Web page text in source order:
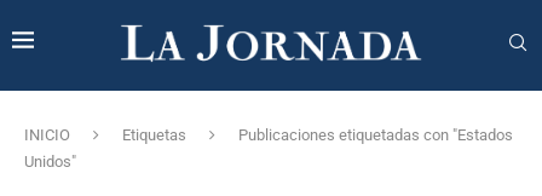
INICIO Etiquetas
Publicaciones etiquetadas con "Estados
Unidos"